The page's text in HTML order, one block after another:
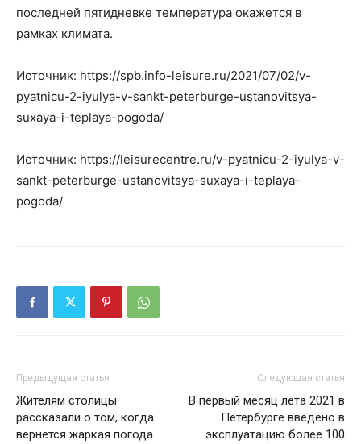
последней пятидневке температура окажется в
рамках климата.
Источник: https://spb.info-leisure.ru/2021/07/02/v-
pyatnicu-2-iyulya-v-sankt-peterburge-ustanovitsya-
suxaya-i-teplaya-pogoda/
Источник: https://leisurecentre.ru/v-pyatnicu-2-iyulya-v-
sankt-peterburge-ustanovitsya-suxaya-i-teplaya-
pogoda/
Предыдущая статья
Жителям столицы
рассказали о том, когда
вернется жаркая погода
Следующая статья
В первый месяц лета 2021 в
Петербурге введено в
эксплуатацию более 100